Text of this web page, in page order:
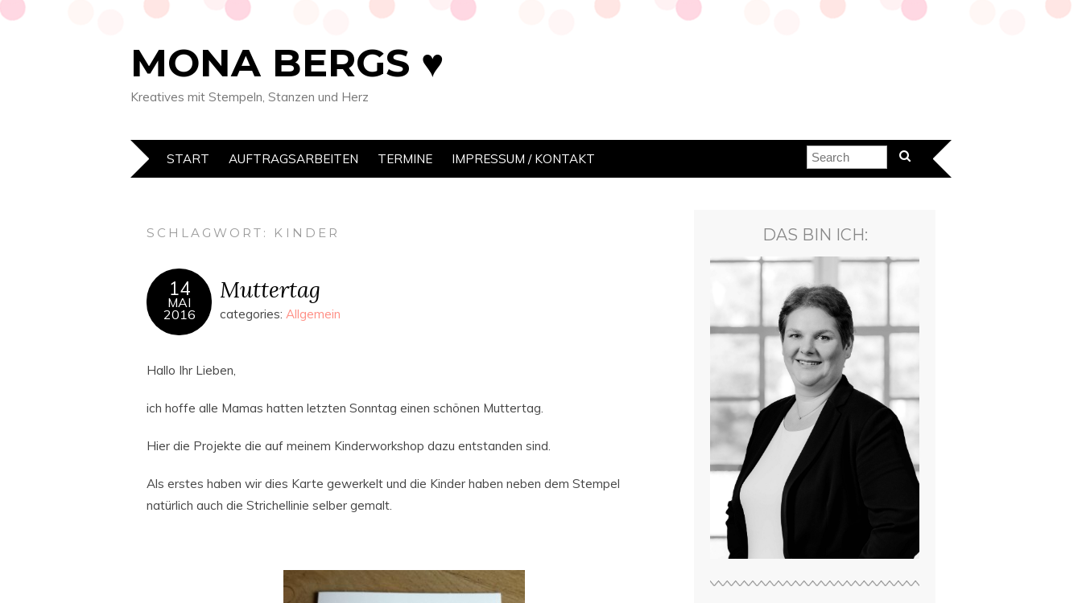
MONA BERGS ♥
Kreatives mit Stempeln, Stanzen und Herz
START AUFTRAGSARBEITEN TERMINE IMPRESSUM / KONTAKT
SCHLAGWORT: KINDER
14
MAI
2016
Muttertag
categories: Allgemein
Hallo Ihr Lieben,
ich hoffe alle Mamas hatten letzten Sonntag einen schönen Muttertag.
Hier die Projekte die auf meinem Kinderworkshop dazu entstanden sind.
Als erstes haben wir dies Karte gewerkelt und die Kinder haben neben dem Stempel
natürlich auch die Strichellinie selber gemalt.
DAS BIN ICH: